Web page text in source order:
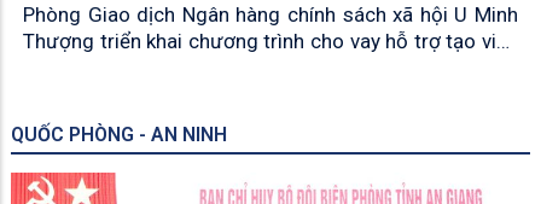
Phòng Giao dịch Ngân hàng chính sách xã hội U Minh
Thượng triển khai chương trình cho vay hỗ trợ tạo việc
QUỐC PHÒNG - AN NINH